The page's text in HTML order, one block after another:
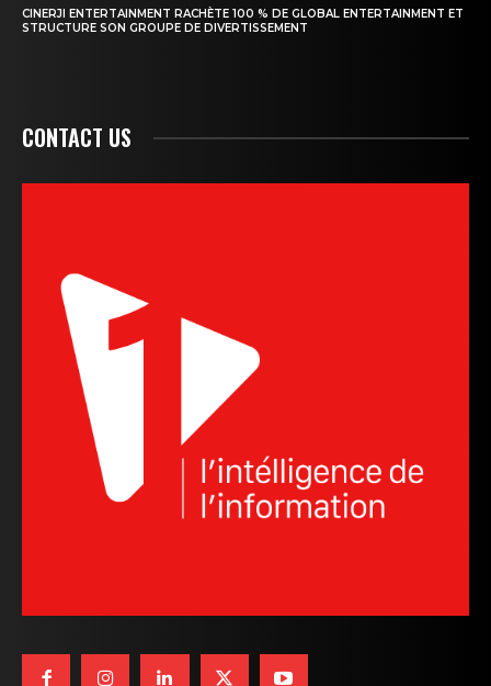
CINERJI ENTERTAINMENT RACHÈTE 100 % DE GLOBAL ENTERTAINMENT ET
STRUCTURE SON GROUPE DE DIVERTISSEMENT
CONTACT US